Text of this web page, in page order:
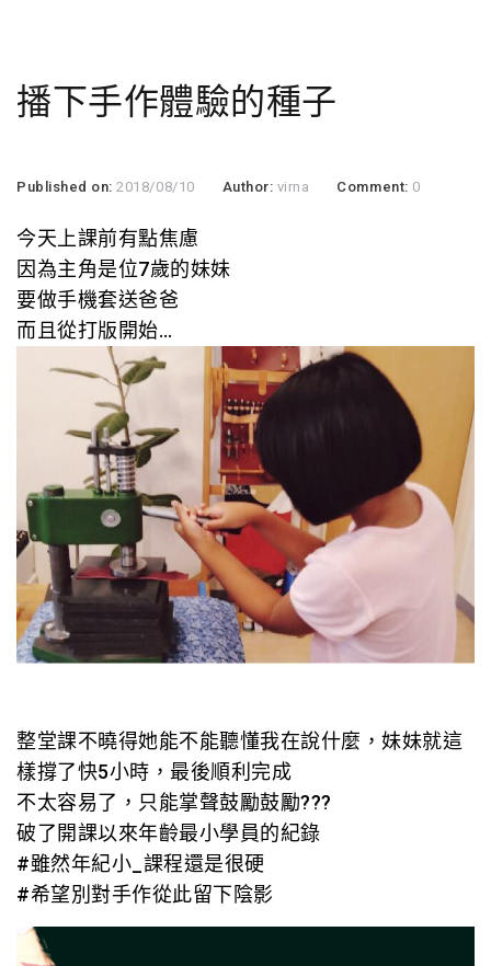
播下手作體驗的種子
Published on:2018/08/10 Author: virna Comment: 0
今天上課前有點焦慮
因為主角是位7歲的妹妹
要做手機套送爸爸
而且從打版開始…
整堂課不曉得她能不能聽懂我在說什麼，妹妹就這
樣撐了快5小時，最後順利完成
不太容易了，只能掌聲鼓勵鼓勵???
破了開課以來年齡最小學員的紀錄
#雖然年紀小_課程還是很硬
#希望別對手作從此留下陰影